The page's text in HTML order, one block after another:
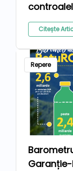
Citește
Repere